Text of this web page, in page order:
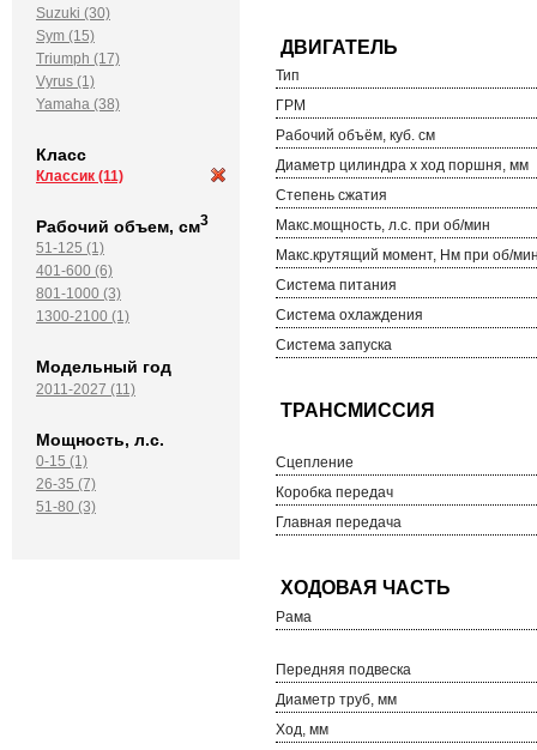
Suzuki (30)
Sym (15)
Triumph (17)
Vyrus (1)
Yamaha (38)
Класс
Классик (11)
Рабочий объем, см3
51-125 (1)
401-600 (6)
801-1000 (3)
1300-2100 (1)
Модельный год
2011-2027 (11)
Мощность, л.с.
0-15 (1)
26-35 (7)
51-80 (3)
Тип
ГРМ
Рабочий объём, куб. см
Диаметр цилиндра х ход поршня, мм
Степень сжатия
Макс.мощность, л.с. при об/мин
Макс.крутящий момент, Нм при об/
Система питания
Система охлаждения
Система запуска
Сцепление
Коробка передач
Главная передача
Рама
Передняя подвеска
Диаметр труб, мм
Ход, мм